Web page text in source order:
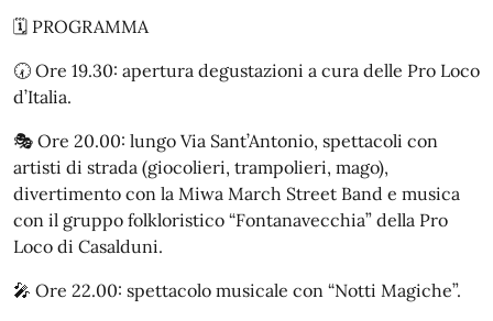
🗓️ PROGRAMMA
🕢 Ore 19.30: apertura degustazioni a cura delle Pro Loco
d’Italia.
🎭 Ore 20.00: lungo Via Sant’Antonio, spettacoli con
artisti di strada (giocolieri, trampolieri, mago),
divertimento con la Miwa March Street Band e musica
con il gruppo folkloristico “Fontanavecchia” della Pro
Loco di Casalduni.
🎤 Ore 22.00: spettacolo musicale con “Notti Magiche”.